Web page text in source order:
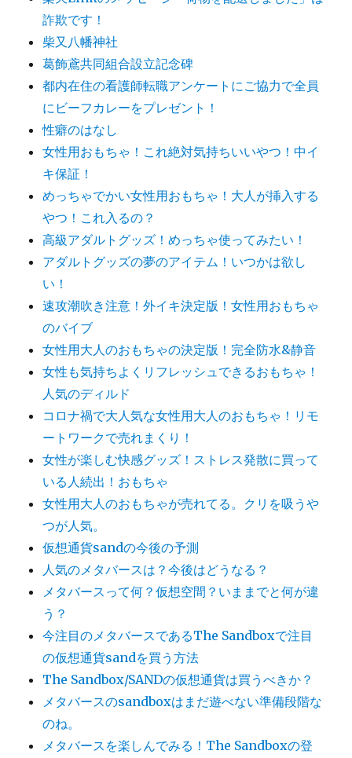
詐欺です！
柴又八幡神社
葛飾鳶共同組合設立記念碑
都内在住の看護師転職アンケートにご協力で全員
にビーフカレーをプレゼント！
性癖のはなし
女性用おもちゃ！これ絶対気持ちいいやつ！中イ
キ保証！
めっちゃでかい女性用おもちゃ！大人が挿入する
やつ！これ入るの？
高級アダルトグッズ！めっちゃ使ってみたい！
アダルトグッズの夢のアイテム！いつかは欲し
い！
速攻潮吹き注意！外イキ決定版！女性用おもちゃ
のバイブ
女性用大人のおもちゃの決定版！完全防水&静音
女性も気持ちよくリフレッシュできるおもちゃ！
人気のディルド
コロナ禍で大人気な女性用大人のおもちゃ！リモ
ートワークで売れまくり！
女性が楽しむ快感グッズ！ストレス発散に買って
いる人続出！おもちゃ
女性用大人のおもちゃが売れてる。クリを吸うや
つが人気。
仮想通貨sandの今後の予測
人気のメタバースは？今後はどうなる？
メタバースって何？仮想空間？いままでと何が違
う？
今注目のメタバースであるThe Sandboxで注目
の仮想通貨sandを買う方法
The Sandbox/SANDの仮想通貨は買うべきか？
メタバースのsandboxはまだ遊べない準備段階な
のね。
メタバースを楽しんでみる！The Sandboxの登